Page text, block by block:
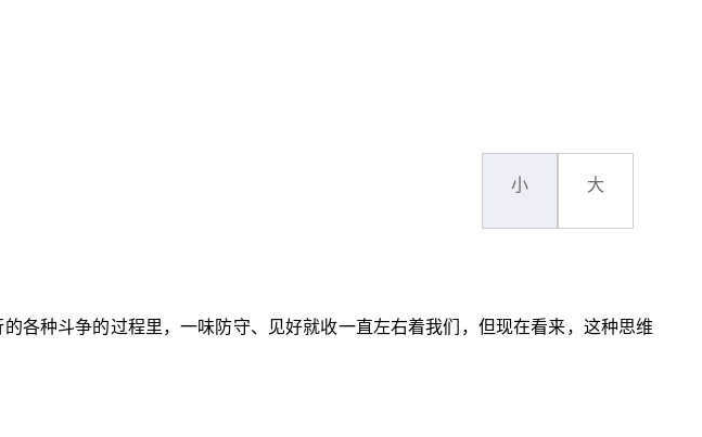
小 大
各种斗争的过程里，一味防守、见好就收一直左右着我们，但现在看来，这种思维